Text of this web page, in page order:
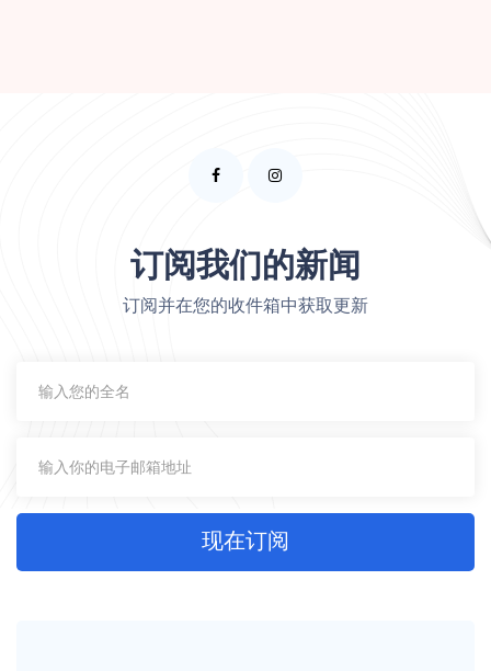
订阅我们的新闻
订阅并在您的收件箱中获取更新
现在订阅